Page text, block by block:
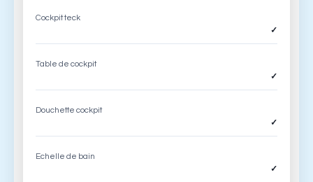
Cockpit teck
✓
Table de cockpit
✓
Douchette cockpit
✓
Echelle de bain
✓